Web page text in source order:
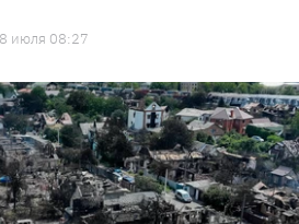
8 июля 08:27